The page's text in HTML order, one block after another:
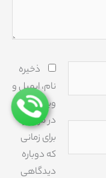
ذخیره
نام، ایمیل و
وبسایت من
در مرورگر
برای زمانی
که دوباره
دیدگاهی